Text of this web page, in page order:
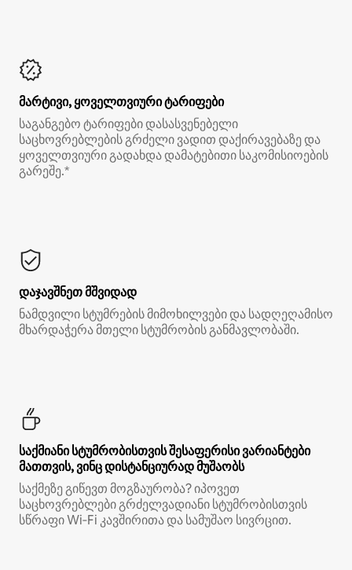
მარტივი, ყოველთვიური ტარიფები
საგანგებო ტარიფები დასასვენებელი
საცხოვრებლების გრძელი ვადით დაქირავებაზე და
ყოველთვიური გადახდა დამატებითი საკომისიოების
გარეშე.*
დაჯავშნეთ მშვიდად
ნამდვილი სტუმრების მიმოხილვები და სადღეღამისო
მხარდაჭერა მთელი სტუმრობის განმავლობაში.
საქმიანი სტუმრობისთვის შესაფერისი ვარიანტები
მათთვის, ვინც დისტანციურად მუშაობს
საქმეზე გიწევთ მოგზაურობა? იპოვეთ
საცხოვრებლები გრძელვადიანი სტუმრობისთვის
სწრაფი Wi‑Fi კავშირითა და სამუშაო სივრცით.